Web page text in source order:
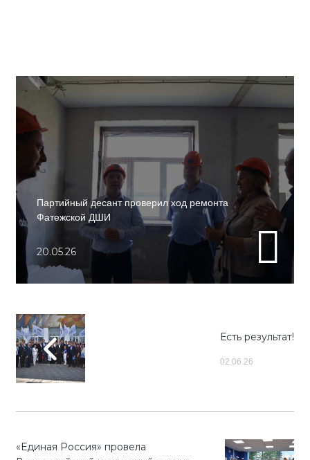
Партийный десант проверил ход ремонта
Фатежской ДШИ
20.05.26
Есть результат!
02.06.26
«Единая Россия» провела